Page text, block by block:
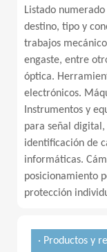
Listado
destino, tipo y
trabajos
engaste, entre
óptica.
electrónicos.
Instrumentos y
para señal
identificación de
informáticas.
posicionamiento
protección
· Productos y